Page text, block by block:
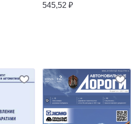
545,52 ₽